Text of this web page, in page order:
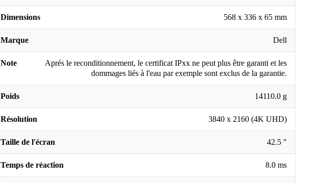
Dimensions 568 x 336 x 65 mm
Marque Dell
Note
Aprés le reconditionnement, le certificat IPxx ne peut plus être garanti et les
dommages liés à l'eau par exemple sont exclus de la garantie.
Poids 14110.0 g
Résolution 3840 x 2160 (4K UHD)
Taille de l'écran 42.5 "
Temps de réaction 8.0 ms